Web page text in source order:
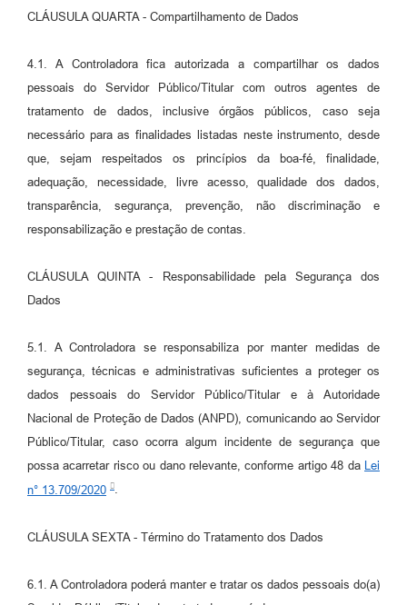
CLÁUSULA QUARTA - Compartilhamento de Dados
4.1. A Controladora fica autorizada a compartilhar os dados
pessoais do Servidor Público/Titular com outros agentes de
tratamento de dados, inclusive órgãos públicos, caso seja
necessário para as finalidades listadas neste instrumento, desde
que, sejam respeitados os princípios da boa-fé, finalidade,
adequação, necessidade, livre acesso, qualidade dos dados,
transparência, segurança, prevenção, não discriminação e
responsabilização e prestação de contas.
CLÁUSULA QUINTA - Responsabilidade pela Segurança dos
Dados
5.1. A Controladora se responsabiliza por manter medidas de
segurança, técnicas e administrativas suficientes a proteger os
dados pessoais do Servidor Público/Titular e à Autoridade
Nacional de Proteção de Dados (ANPD), comunicando ao Servidor
Público/Titular, caso ocorra algum incidente de segurança que
possa acarretar risco ou dano relevante, conforme artigo 48 da Lei
n° 13.709/2020
.
CLÁUSULA SEXTA - Término do Tratamento dos Dados
6.1. A Controladora poderá manter e tratar os dados pessoais do(a)